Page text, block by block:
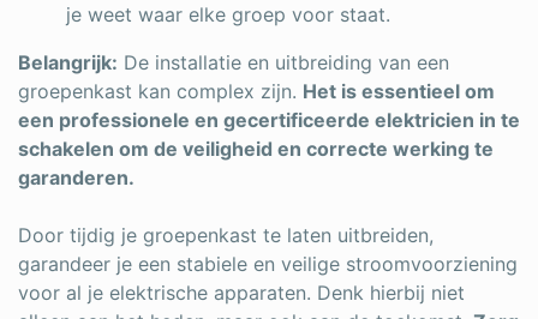
je weet waar elke groep voor staat.
Belangrijk: De installatie en uitbreiding van een
groepenkast kan complex zijn. Het is essentieel om
een professionele en gecertificeerde elektricien in te
schakelen om de veiligheid en correcte werking te
garanderen.
Door tijdig je groepenkast te laten uitbreiden,
garandeer je een stabiele en veilige stroomvoorziening
voor al je elektrische apparaten. Denk hierbij niet